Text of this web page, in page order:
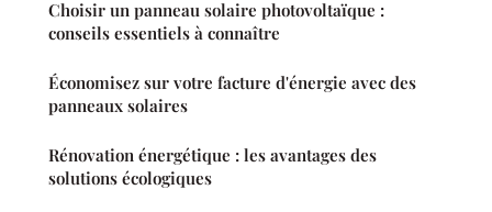
Choisir un panneau solaire photovoltaïque :
conseils essentiels à connaître
Économisez sur votre facture d'énergie avec des
panneaux solaires
Rénovation énergétique : les avantages des
solutions écologiques